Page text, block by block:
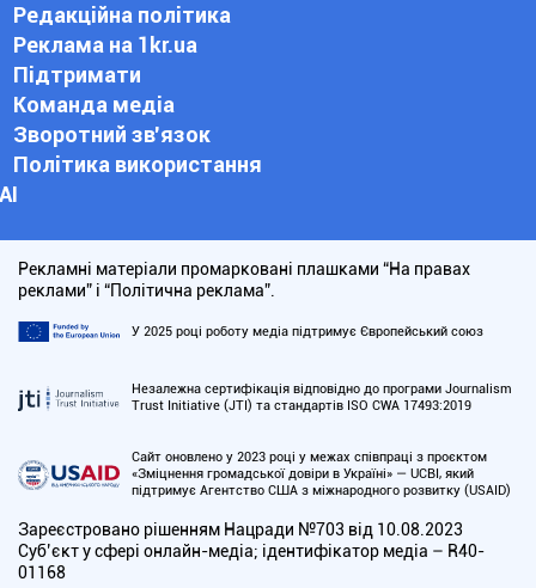
Редакційна політика
Реклама на 1kr.ua
Підтримати
Команда медіа
Зворотний зв'язок
Політика використання
АІ
Рекламні матеріали промарковані плашками “На правах
реклами” і “Політична реклама”.
У 2025 році роботу медіа підтримує Європейський союз
Незалежна сертифікація відповідно до програми Journalism
Trust Initiative (JTI) та стандартів ISO CWA 17493:2019
Сайт оновлено у 2023 році у межах співпраці з проєктом
«Зміцнення громадської довіри в Україні» — UCBI, який
підтримує Агентство США з міжнародного розвитку (USAID)
Зареєстровано рішенням Нацради №703 від 10.08.2023
Cуб’єкт у сфері онлайн-медіа; ідентифікатор медіа – R40-
01168